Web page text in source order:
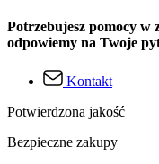
Potrzebujesz pomocy w
odpowiemy na Twoje
Kontakt
Potwierdzona jakość
Bezpieczne zakupy